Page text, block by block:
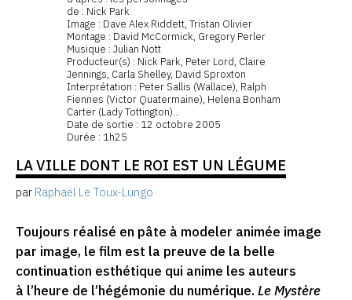
de : Nick Park
Image : Dave Alex Riddett, Tristan Olivier
Montage : David McCormick, Gregory Perler
Musique : Julian Nott
Producteur(s) : Nick Park, Peter Lord, Claire
Jennings, Carla Shelley, David Sproxton
Interprétation : Peter Sallis (Wallace), Ralph
Fiennes (Victor Quatermaine), Helena Bonham
Carter (Lady Tottington)...
Date de sortie : 12 octobre 2005
Durée : 1h25
LA VILLE DONT LE ROI EST UN LÉGUME
par Raphaël Le Toux-Lungo
Toujours réalisé en pâte à modeler animée image
par image, le film est la preuve de la belle
continuation esthétique qui anime les auteurs
à l’heure de l’hégémonie du numérique. Le Mystère